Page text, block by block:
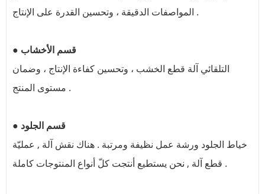
المواصفات الدقيقة ، وتحسين القدرة على الإنتاج .
● قسم الأخشاب
التلقائي آلة قطع الخشب ، وتحسين كفاءة الإنتاج ، وضمان
مستوى المنتج .
● قسم الجلود
خياط الجلود ورشة عمل نظيفة ومرتبة . هناك نقش آلة , عمليّة
قطع آلة , نحن يستطيع أنتجت كلّ أنواع المنتوجات كاملة .